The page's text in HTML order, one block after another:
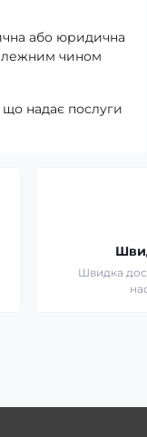
або юридична
чином
що надає послуги
Швидка